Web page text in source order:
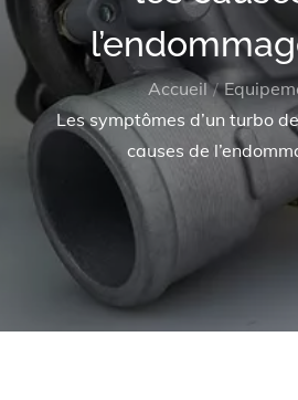
Accueil
Les symptômes d’un turbo
causes de